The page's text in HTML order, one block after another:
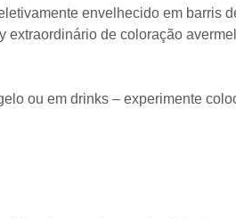
envelhecido em barris
de coloração
ou em drinks – experimente